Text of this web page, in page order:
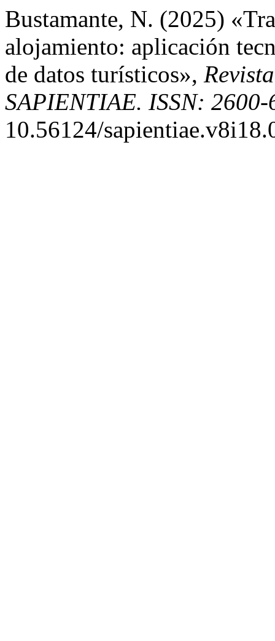
Bustamante, N. (2025)
alojamiento: aplicación
de datos turísticos»,
SAPIENTIAE. ISSN: 2600-
10.56124/